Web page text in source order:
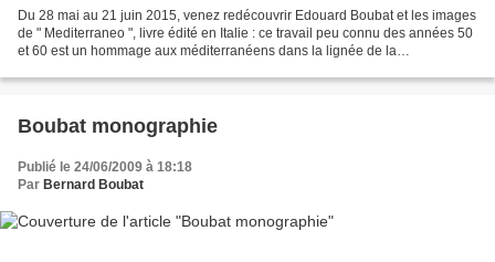
Du 28 mai au 21 juin 2015, venez redécouvrir Edouard Boubat et les images
de " Mediterraneo ", livre édité en Italie : ce travail peu connu des années 50
et 60 est un hommage aux méditerranéens dans la lignée de la
Boubat monographie
Publié le 24/06/2009 à 18:18
Par Bernard Boubat